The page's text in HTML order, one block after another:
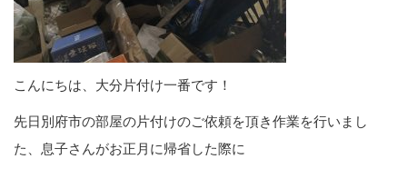
こんにちは、大分片付け一番です！
先日別府市の部屋の片付けのご依頼を頂き作業を行いまし
た、息子さんがお正月に帰省した際に